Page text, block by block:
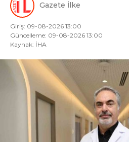
Gazete İlke
Giriş: 09-08-2026 13:00
Güncelleme: 09-08-2026 13:00
Kaynak: İHA